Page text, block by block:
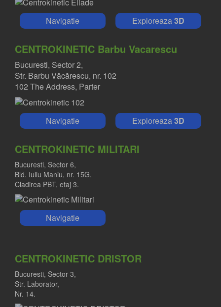
DR. ADRIAN POJOGA
Navigatie Exploreaza 3D
CENTROKINETIC Barbu Vacarescu
Bucuresti, Sector 2,
Str. Barbu Văcărescu, nr. 102
102 The Address, Parter
Navigatie Exploreaza 3D
CENTROKINETIC MILITARI
Bucuresti, Sector 6,
Bld. Iuliu Maniu, nr. 15G,
Cladirea PBT, etaj 3.
Navigatie
CENTROKINETIC DRISTOR
Bucuresti, Sector 3,
Str. Laborator,
Nr. 14.